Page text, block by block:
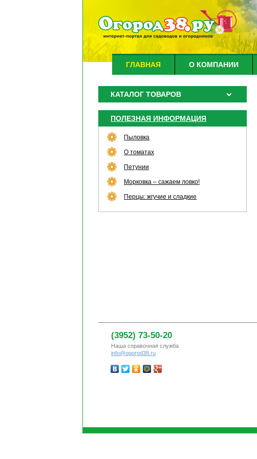
ГЛАВНАЯ О КОМПАНИИ
КАТАЛОГ ТОВАРОВ
ПОЛЕЗНАЯ ИНФОРМАЦИЯ
Пыловка
О томатах
Петунии
Морковка – сажаем ловко!
Перцы: жгучие и сладкие
(3952) 73-50-20
Наша справочная служба
info@ogorod38.ru